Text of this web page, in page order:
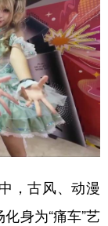
，古风、动漫
身为“痛车”艺